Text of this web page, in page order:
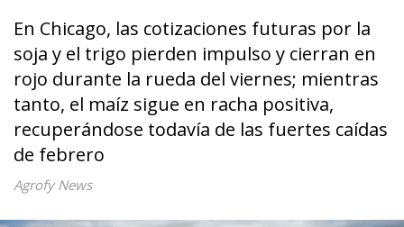
En Chicago, las cotizaciones futuras por la
soja y el trigo pierden impulso y cierran en
rojo durante la rueda del viernes; mientras
tanto, el maíz sigue en racha positiva,
recuperándose todavía de las fuertes caídas
de febrero
Agrofy News